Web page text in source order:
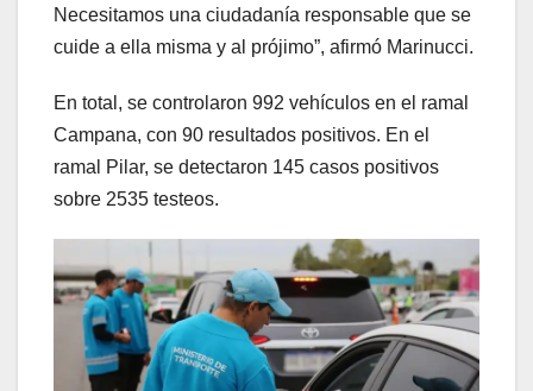
Necesitamos una ciudadanía responsable que se
cuide a ella misma y al prójimo”, afirmó Marinucci.
En total, se controlaron 992 vehículos en el ramal
Campana, con 90 resultados positivos. En el
ramal Pilar, se detectaron 145 casos positivos
sobre 2535 testeos.